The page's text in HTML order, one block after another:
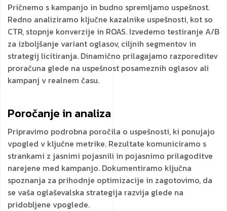
Pričnemo s kampanjo in budno spremljamo uspešnost.
Redno analiziramo ključne kazalnike uspešnosti, kot so
CTR, stopnje konverzije in ROAS. Izvedemo testiranje A/B
za izboljšanje variant oglasov, ciljnih segmentov in
strategij licitiranja. Dinamično prilagajamo razporeditev
proračuna glede na uspešnost posameznih oglasov ali
kampanj v realnem času.
Poročanje in analiza
Pripravimo podrobna poročila o uspešnosti, ki ponujajo
vpogled v ključne metrike. Rezultate komuniciramo s
strankami z jasnimi pojasnili in pojasnimo prilagoditve
narejene med kampanjo. Dokumentiramo ključna
spoznanja za prihodnje optimizacije in zagotovimo, da
se vaša oglaševalska strategija razvija glede na
pridobljene vpoglede.